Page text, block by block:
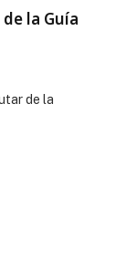
la Guía
de la